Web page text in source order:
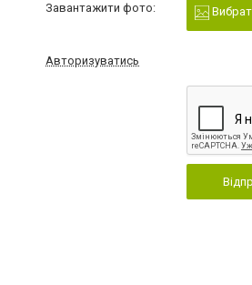
Завантажити фото:
Авторизуватись